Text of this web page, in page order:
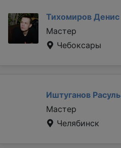
Тихомиров Денис
Мастер
Чебоксары
Иштуганов Расуль
Мастер
Челябинск